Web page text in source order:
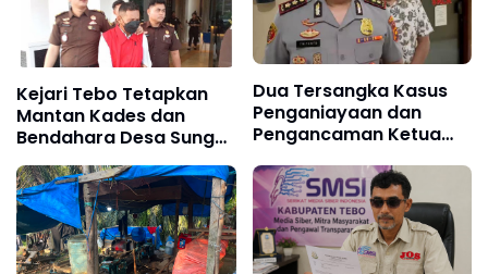
Kejari Tebo Tetapkan
Mantan Kades dan
Bendahara Desa Sungai
Pandan Tersangka
Pengelolaan APBDes
2023 - 2024
Dua Tersangka Kasus
Penganiayaan dan
Pengancaman Ketua
Tersangka